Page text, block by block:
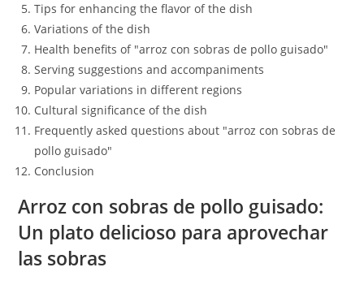
Tips for enhancing the flavor of the dish
Variations of the dish
Health benefits of "arroz con sobras de pollo guisado"
Serving suggestions and accompaniments
Popular variations in different regions
Cultural significance of the dish
Frequently asked questions about "arroz con sobras de
pollo guisado"
Conclusion
Arroz con sobras de pollo guisado:
Un plato delicioso para aprovechar
las sobras